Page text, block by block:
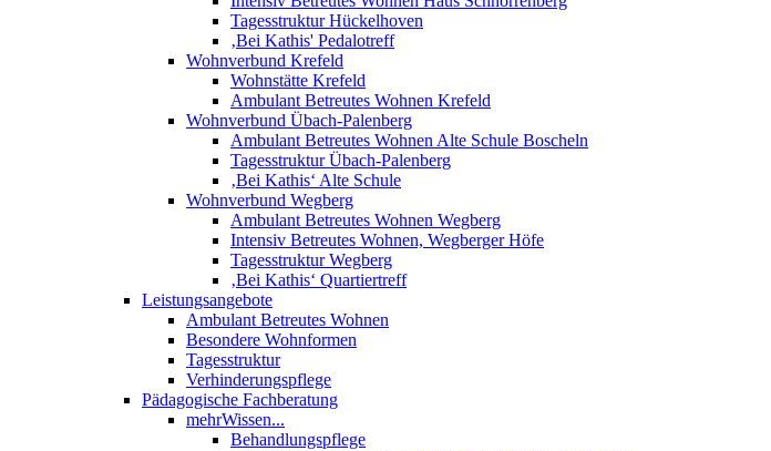
Tagesstruktur Hückelhoven
‚Bei Kathis' Pedalotreff
Wohnverbund Krefeld
Wohnstätte Krefeld
Ambulant Betreutes Wohnen Krefeld
Wohnverbund Übach-Palenberg
Ambulant Betreutes Wohnen Alte Schule Boscheln
Tagesstruktur Übach-Palenberg
‚Bei Kathis‘ Alte Schule
Wohnverbund Wegberg
Ambulant Betreutes Wohnen Wegberg
Intensiv Betreutes Wohnen, Wegberger Höfe
Tagesstruktur Wegberg
‚Bei Kathis‘ Quartiertreff
Leistungsangebote
Ambulant Betreutes Wohnen
Besondere Wohnformen
Tagesstruktur
Verhinderungspflege
Pädagogische Fachberatung
mehrWissen...
Behandlungspflege